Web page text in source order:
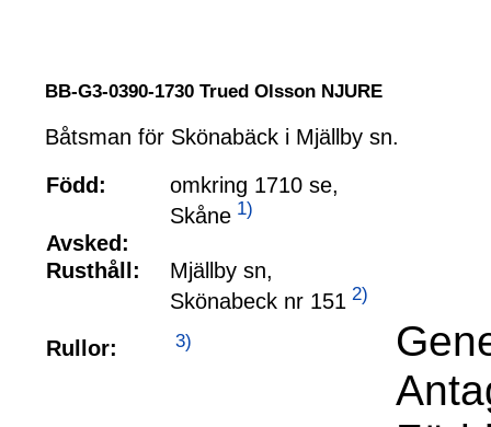
BB-G3-0390-1730 Trued Olsson NJURE
Båtsman för Skönabäck i Mjällby sn.
Född:
omkring 1710 se,
Skåne 1)
Avsked:
Rusthåll:
Mjällby sn,
Skönabeck nr 151 2)
Rullor: 3)